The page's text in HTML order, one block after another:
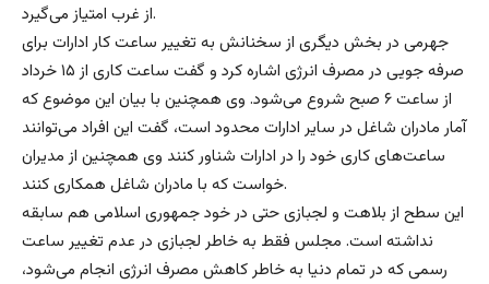
از غرب امتیاز می‌گیرد.
جهرمی در بخش دیگری از سخنانش به تغییر ساعت کار ادارات برای
صرفه جویی در مصرف انرژی اشاره کرد و گفت ساعت کاری از ۱۵ خرداد
از ساعت ۶ صبح شروع می‌شود. وی همچنین با بیان این موضوع که
آمار مادران شاغل در سایر ادارات محدود است، گفت این افراد می‌توانند
ساعت‌های کاری خود را در ادارات شناور کنند وی همچنین از مدیران
خواست که با مادران شاغل همکاری کنند.
این سطح از بلاهت و لجبازی حتی در خود جمهوری اسلامی هم سابقه
نداشته است. مجلس فقط به خاطر لجبازی در عدم تغییر ساعت
رسمی که در تمام دنیا به خاطر کاهش مصرف انرژی انجام می‌شود،